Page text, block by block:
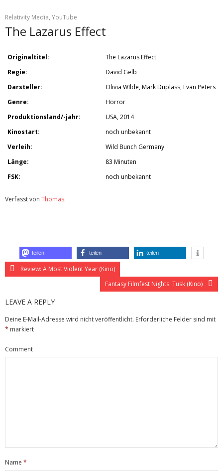
Relativity Media, YouTube
The Lazarus Effect
Originaltitel:
The Lazarus Effect
Regie:
David Gelb
Darsteller:
Olivia WIlde, Mark Duplass, Evan Peters
Genre:
Horror
Produktionsland/-jahr:
USA, 2014
Kinostart:
noch unbekannt
Verleih:
Wild Bunch Germany
Länge:
83 Minuten
FSK:
noch unbekannt
Verfasst von Thomas.
teilen teilen teilen
Review: A Most Violent Year (Kino)
Fantasy Filmfest Nights: Tusk (Kino)
LEAVE A REPLY
Deine E-Mail-Adresse wird nicht veröffentlicht. Erforderliche Felder sind mit
* markiert
Comment
Name *